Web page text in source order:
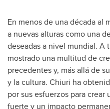
En menos de una década al
a nuevas alturas como una
deseadas a nivel mundial. A
mostrado una multitud de
precedentes y, más allá de
y la cultura. Chiuri ha
por sus esfuerzos para
fuerte y un impacto